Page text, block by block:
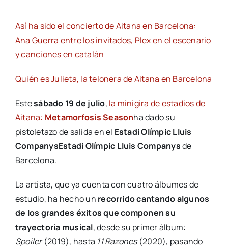
Así ha sido el concierto de Aitana en Barcelona:
Ana Guerra entre los invitados, Plex en el escenario
y canciones en catalán
Quién es Julieta, la telonera de Aitana en Barcelona
Estesábado 19 de julio, la minigira de estadios de
Aitana: Metamorfosis Seasonha dado su
pistoletazo de salida en el Estadi Olímpic Lluis
CompanysEstadi Olímpic Lluis Companysde
Barcelona.
La artista, que ya cuenta con cuatro álbumes de
estudio, ha hecho un recorrido cantando algunos
de los grandes éxitos que componen su
trayectoria musical, desde su primer álbum:
Spoiler(2019), hasta 11 Razones(2020), pasando